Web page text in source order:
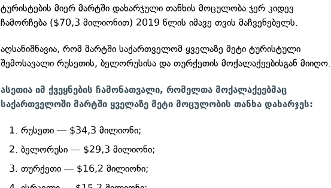
ტურისტების მიერ მარტში დახარჯული თანხის მოცულობა ჯერ კიდევ
ჩამორჩება ($70,3 მილიონით) 2019 წლის იმავე თვის მაჩვენებელს.
აღსანიშნავია, რომ მარტში საქართველომ ყველაზე მეტი ტურისტული
შემოსავალი რუსეთის, ბელორუსისა და თურქეთის მოქალაქეებისგან მიიღო.
ასეთია იმ ქვეყნების ჩამონათვალი, რომელთა მოქალაქეებმაც
საქართველოში მარტში ყველაზე მეტი მოცულობის თანხა დახარჯეს:
რუსეთი — $34,3 მილიონი;
ბელორუსი — $29,3 მილიონი;
თურქეთი — $16,2 მილიონი;